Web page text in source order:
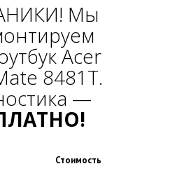
Мы
Acer
8481T.
—
Стоимость